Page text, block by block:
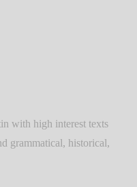
with high interest texts
grammatical, historical,